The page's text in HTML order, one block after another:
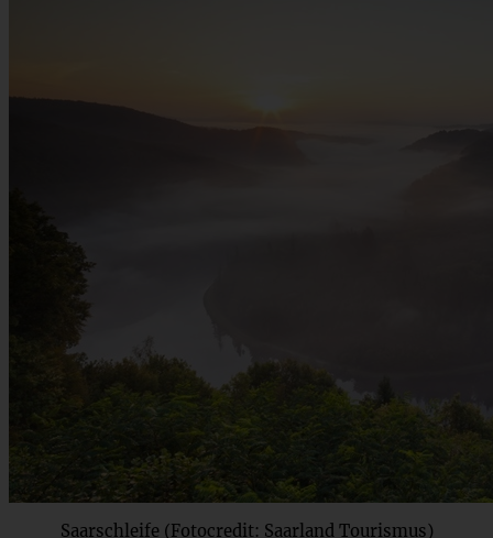
Saarschleife (Fotocredit: Saarland Tourismus)